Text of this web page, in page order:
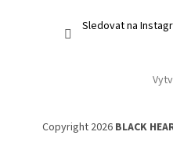
Sledovat na
Copyright 2026 BLACK